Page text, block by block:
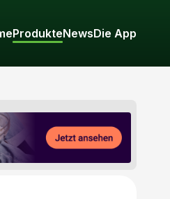
ProdukteNewsDie App